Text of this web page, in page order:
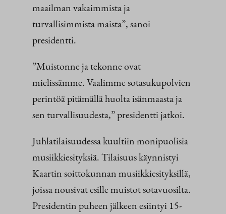
maailman vakaimmista ja
turvallisimmista maista”, sanoi
presidentti.
”Muistonne ja tekonne ovat
mielissämme. Vaalimme sotasukupolvien
perintöä pitämällä huolta isänmaasta ja
sen turvallisuudesta,” presidentti jatkoi.
Juhlatilaisuudessa kuultiin monipuolisia
musiikkiesityksiä. Tilaisuus käynnistyi
Kaartin soittokunnan musiikkiesityksillä,
joissa nousivat esille muistot sotavuosilta.
Presidentin puheen jälkeen esiintyi 15-